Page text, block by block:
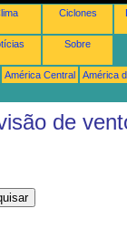
Ciclones
Sobre
América Central
América
de